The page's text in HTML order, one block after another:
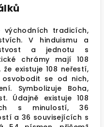
východních tradicích,
V hinduismu a
a jednotu s
chrámy mají 108
existuje 108 neřestí,
se od nich,
Symbolizuje Boha,
Údajně existuje 108
s minulostí, 36
a 36 souvisejících s